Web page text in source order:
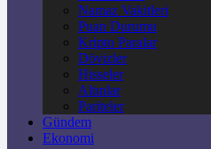
Namaz Vakitleri
Puan Durumu
Kripto Paralar
Dövizler
Hisseler
Altınlar
Pariteler
Gündem
Ekonomi